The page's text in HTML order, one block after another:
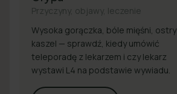
Przyczyny, objawy, leczenie
Wysoka gorączka, bóle mięśni, ostry
kaszel — sprawdź, kiedy umówić
teleporadę z lekarzem i czy lekarz
wystawi L4 na podstawie wywiadu.